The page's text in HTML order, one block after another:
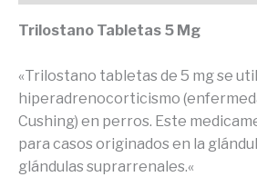
Trilostano Tabletas 5 Mg
«Trilostano tabletas de 5 mg se
hiperadrenocorticismo
Cushing) en perros. Este
para casos originados en la
glándulas suprarrenales.«